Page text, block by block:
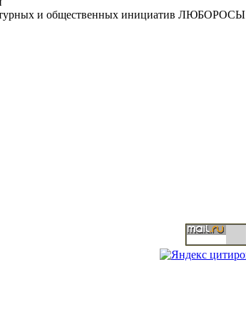
и общественных инициатив ЛЮБОРОСЫ